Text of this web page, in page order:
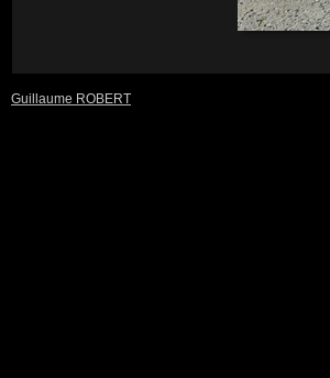
Guillaume ROBERT